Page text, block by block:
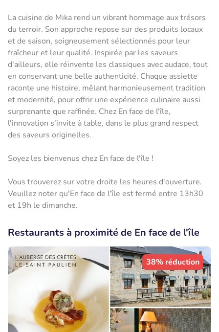
La cuisine de Mika rend un vibrant hommage aux trésors
du terroir. Son approche repose sur des produits locaux
et de saison, soigneusement sélectionnés pour leur
fraîcheur et leur qualité. Inspirée par les saveurs
d'ailleurs, elle réinvente les classiques avec audace, tout
en conservant une belle authenticité. Chaque assiette
raconte une histoire, mêlant harmonieusement tradition
et modernité, pour offrir une expérience culinaire aussi
surprenante que raffinée. Chez En face de l'île,
l'innovation s'invite à table, dans le plus grand respect
des saveurs originelles.
Soyez les bienvenus chez En face de l'île !
Vous trouverez sur votre droite les heures d'ouverture.
Veuillez noter qu'En face de l'île est fermé entre 13h30
et 19h le dimanche.
Restaurants à proximité de En face de l'île
38% réduction